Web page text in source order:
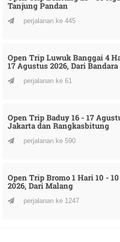
Tanjung Pandan
perjalanan ke 445
Open Trip Luwuk Banggai 4
17 Agustus 2026, Dari
perjalanan ke 61
Open Trip Baduy 16 - 17
Jakarta dan Rangkasbitung
perjalanan ke 590
Open Trip Bromo 1 Hari 10 -
2026, Dari Malang
perjalanan ke 1247